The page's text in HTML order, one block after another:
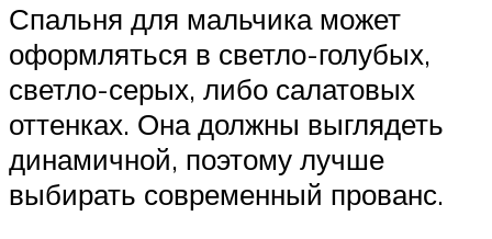
Спальня для мальчика может
оформляться в светло-голубых,
светло-серых, либо салатовых
оттенках. Она должны выглядеть
динамичной, поэтому лучше
выбирать современный прованс.